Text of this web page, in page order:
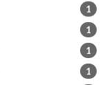
1
1
1
1